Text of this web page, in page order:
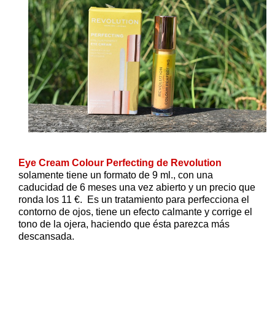
Eye Cream Colour Perfecting de Revolution
solamente tiene un formato de 9 ml., con una
caducidad de 6 meses una vez abierto y un precio que
ronda los 11 €. Es un tratamiento para perfecciona el
contorno de ojos, tiene un efecto calmante y corrige el
tono de la ojera, haciendo que ésta parezca más
descansada.